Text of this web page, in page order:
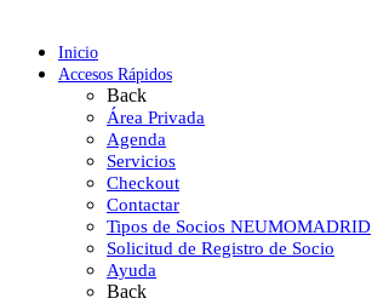
Inicio
Accesos Rápidos
Back
Área Privada
Agenda
Servicios
Checkout
Contactar
Tipos de Socios NEUMOMADRID
Solicitud de Registro de Socio
Ayuda
Back